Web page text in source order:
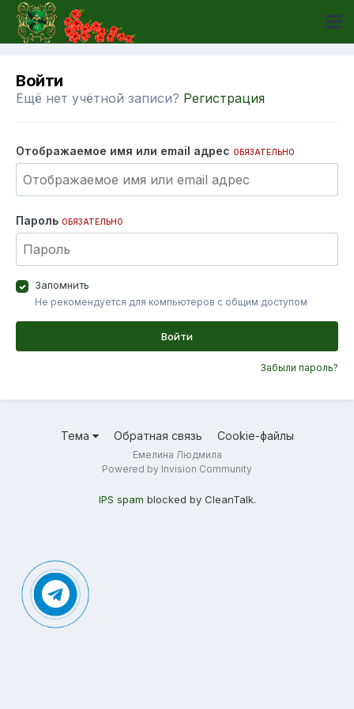
Войти
Ещё нет учётной записи? Регистрация
Отображаемое имя или email адрес ОБЯЗАТЕЛЬНО
Пароль ОБЯЗАТЕЛЬНО
Запомнить
Не рекомендуется для компьютеров с общим доступом
Войти
Забыли пароль?
Тема Обратная связь Cookie-файлы
Емелина Людмила
Powered by Invision Community
IPS spam blocked by CleanTalk.